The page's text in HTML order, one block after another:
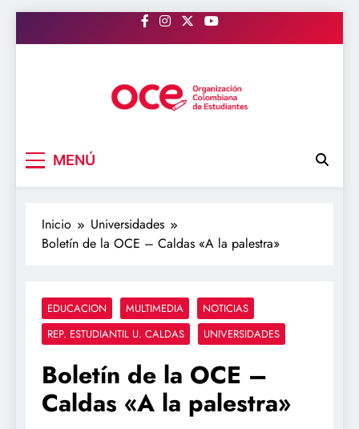
al
MENÚ
Inicio
Universidades
Boletín de la OCE – Caldas «A la palestra»
EDUCACION MULTIMEDIA
NOTICIAS
REP. ESTUDIANTIL U. CALDAS
UNIVERSIDADES
Boletín de la OCE –
Caldas «A la palestra»